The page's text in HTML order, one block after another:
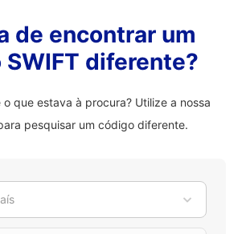
de encontrar um
diferente?
o que estava à procura? Utilize a nossa
pesquisar um código diferente.